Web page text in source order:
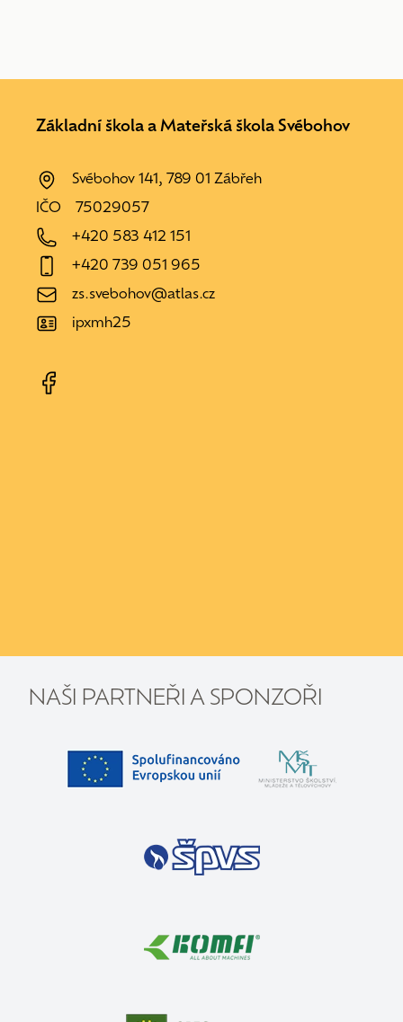
Základní škola a Mateřská škola Svébohov
Svébohov 141, 789 01 Zábřeh
IČO
75029057
+420 583 412 151
+420 739 051 965
zs.svebohov@atlas.cz
ipxmh25
NAŠI PARTNEŘI A SPONZOŘI